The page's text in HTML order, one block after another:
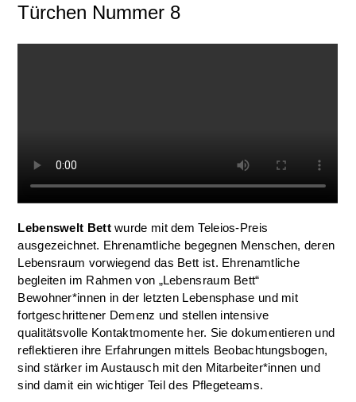
Türchen Nummer 8
Lebenswelt Bettwurde mit dem Teleios-Preis
ausgezeichnet. Ehrenamtliche begegnen Menschen, deren
Lebensraum vorwiegend das Bett ist. Ehrenamtliche
begleiten im Rahmen von „Lebensraum Bett“
Bewohner*innen in der letzten Lebensphase und mit
fortgeschrittener Demenz und stellen intensive
qualitätsvolle Kontaktmomente her. Sie dokumentieren und
reflektieren ihre Erfahrungen mittels Beobachtungsbogen,
sind stärker im Austausch mit den Mitarbeiter*innen und
sind damit ein wichtiger Teil des Pflegeteams.